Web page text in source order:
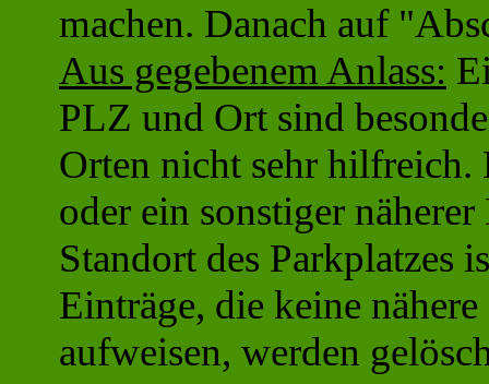
machen. Danach auf
Aus gegebenem Anlass:
PLZ und Ort sind
Orten nicht sehr hilfreich.
oder ein sonstiger
Standort des Parkplatzes
Einträge, die keine
aufweisen, werden